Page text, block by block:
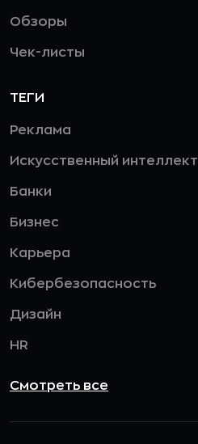
Обзоры
Чек-листы
ТЕГИ
Реклама
Искусственный интеллект
Банки
Бизнес
Карьера
Кибербезопасность
Дизайн
HR
Смотреть все